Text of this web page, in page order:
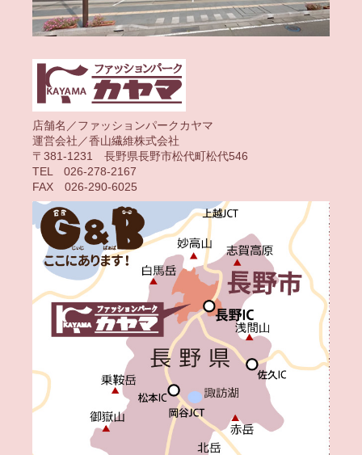
店舗名／ファッションパークカヤマ
運営会社／香山繊維株式会社
〒381-1231 長野県長野市松代町松代546
TEL 026-278-2167
FAX 026-290-6025